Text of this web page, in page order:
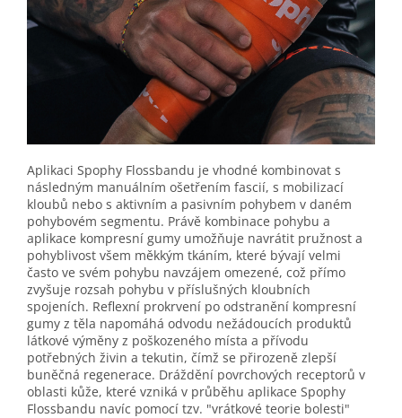
Aplikaci Spophy Flossbandu je vhodné kombinovat s
následným manuálním ošetřením fascií, s mobilizací
kloubů nebo s aktivním a pasivním pohybem v daném
pohybovém segmentu. Právě kombinace pohybu a
aplikace kompresní gumy umožňuje navrátit pružnost a
pohyblivost všem měkkým tkáním, které bývají velmi
často ve svém pohybu navzájem omezené, což přímo
zvyšuje rozsah pohybu v příslušných kloubních
spojeních. Reflexní prokrvení po odstranění kompresní
gumy z těla napomáhá odvodu nežádoucích produktů
látkové výměny z poškozeného místa a přívodu
potřebných živin a tekutin, čímž se přirozeně zlepší
buněčná regenerace. Dráždění povrchových receptorů v
oblasti kůže, které vzniká v průběhu aplikace Spophy
Flossbandu navíc pomocí tzv. "vrátkové teorie bolesti"